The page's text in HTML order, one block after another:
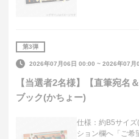
第3弾
2026年07月06日 00:00 ~2026年07月
【当選者2名様】【直筆宛名
ブック(かちょー)
仕様：約B5サイ
ション欄へ「ご希